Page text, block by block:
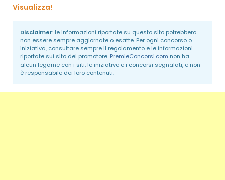
Visualizza!
Disclaimer: le informazioni riportate su questo sito potrebbero
non essere sempre aggiornate o esatte. Per ogni concorso o
iniziativa, consultare sempre il regolamento e le informazioni
riportate sui sito del promotore. PremieConcorsi.com non ha
alcun legame con i siti, le iniziative e i concorsi segnalati, e non
è responsabile dei loro contenuti.